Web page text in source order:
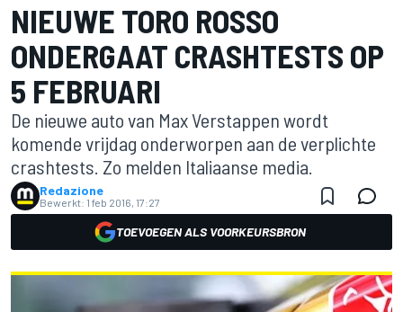
NIEUWE TORO ROSSO
ONDERGAAT CRASHTESTS OP
5 FEBRUARI
De nieuwe auto van Max Verstappen wordt
komende vrijdag onderworpen aan de verplichte
crashtests. Zo melden Italiaanse media.
Redazione
Bewerkt: 1 feb 2016, 17:27
TOEVOEGEN ALS VOORKEURSBRON